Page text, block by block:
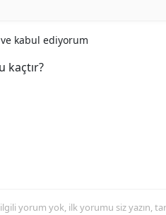
kabul ediyorum
kaçtır?
yorum yok, ilk yorumu siz yazın,